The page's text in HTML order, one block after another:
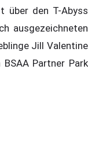
über den T-Abyss
ausgezeichneten
Jill Valentine
Partner Park